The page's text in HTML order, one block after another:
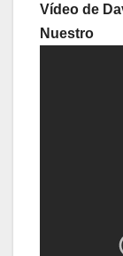
Vídeo de
Nuestro